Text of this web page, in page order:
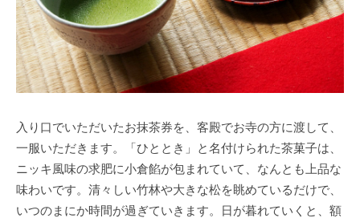
入り口でいただいたお抹茶券を、客殿でお寺の方に渡して、
一服いただきます。「ひととき」と名付けられた茶菓子は、
ニッキ風味の求肥に小倉餡が包まれていて、なんとも上品な
味わいです。清々しい竹林や大きな松を眺めているだけで、
いつのまにか時間が過ぎていきます。日が暮れていくと、額